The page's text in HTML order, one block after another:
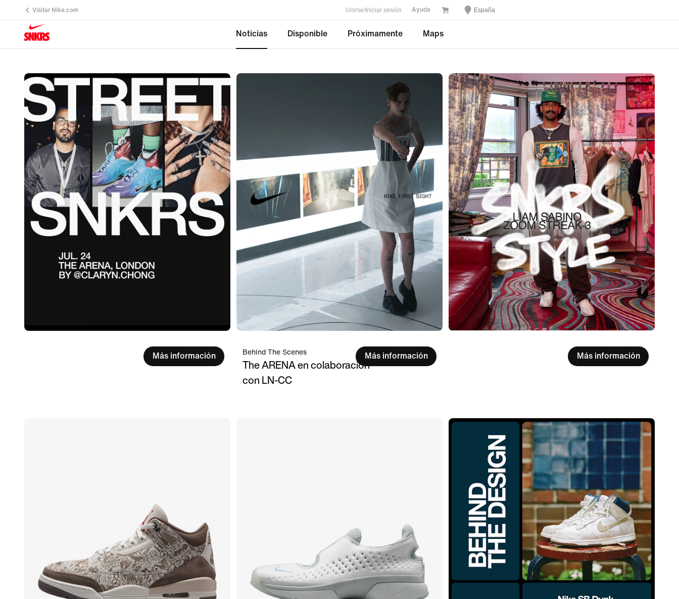
Visitar Nike.com Unirse/Iniciar sesión Ayuda España
Noticias Disponible Próximamente Maps
Más información Behind The Scenes
The ARENA en colaboración
con LN-CC
Más información Más información